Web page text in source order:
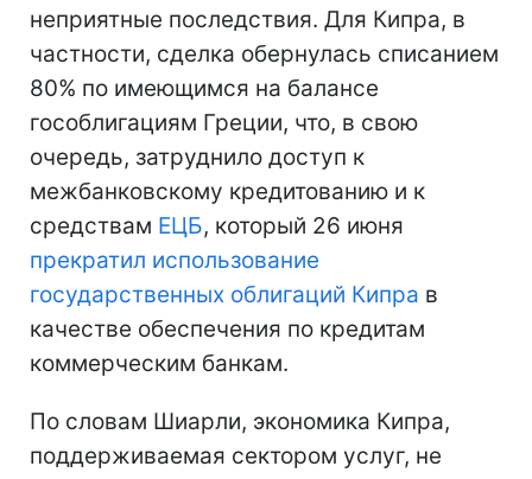
неприятные последствия. Для Кипра, в
частности, сделка обернулась списанием
80% по имеющимся на балансе
гособлигациям Греции, что, в свою
очередь, затруднило доступ к
межбанковскому кредитованию и к
средствам ЕЦБ, который 26 июня
прекратил использование
государственных облигаций Кипра в
качестве обеспечения по кредитам
коммерческим банкам.
По словам Шиарли, экономика Кипра,
поддерживаемая сектором услуг, не